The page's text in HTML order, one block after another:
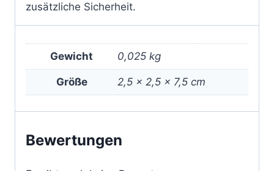
zusätzliche Sicherheit.
Gewicht 0,025 kg
Größe 2,5 × 2,5 × 7,5 cm
Bewertungen